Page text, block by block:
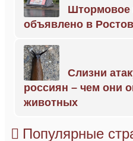
Штормовое
объявлено в
Слизни
россиян – чем они
животных
Популярные